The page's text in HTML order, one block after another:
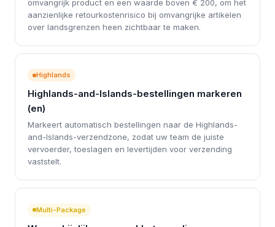
omvangrijk product en een waarde boven € 200, om het
aanzienlijke retourkostenrisico bij omvangrijke artikelen
over landsgrenzen heen zichtbaar te maken.
Highlands
Highlands-and-Islands-bestellingen markeren
(en)
Markeert automatisch bestellingen naar de Highlands-
and-Islands-verzendzone, zodat uw team de juiste
vervoerder, toeslagen en levertijden voor verzending
vaststelt.
Multi-Package